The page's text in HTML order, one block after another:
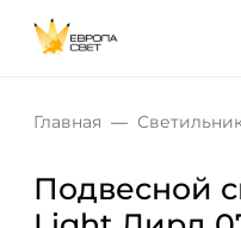
Главная
Подвесной